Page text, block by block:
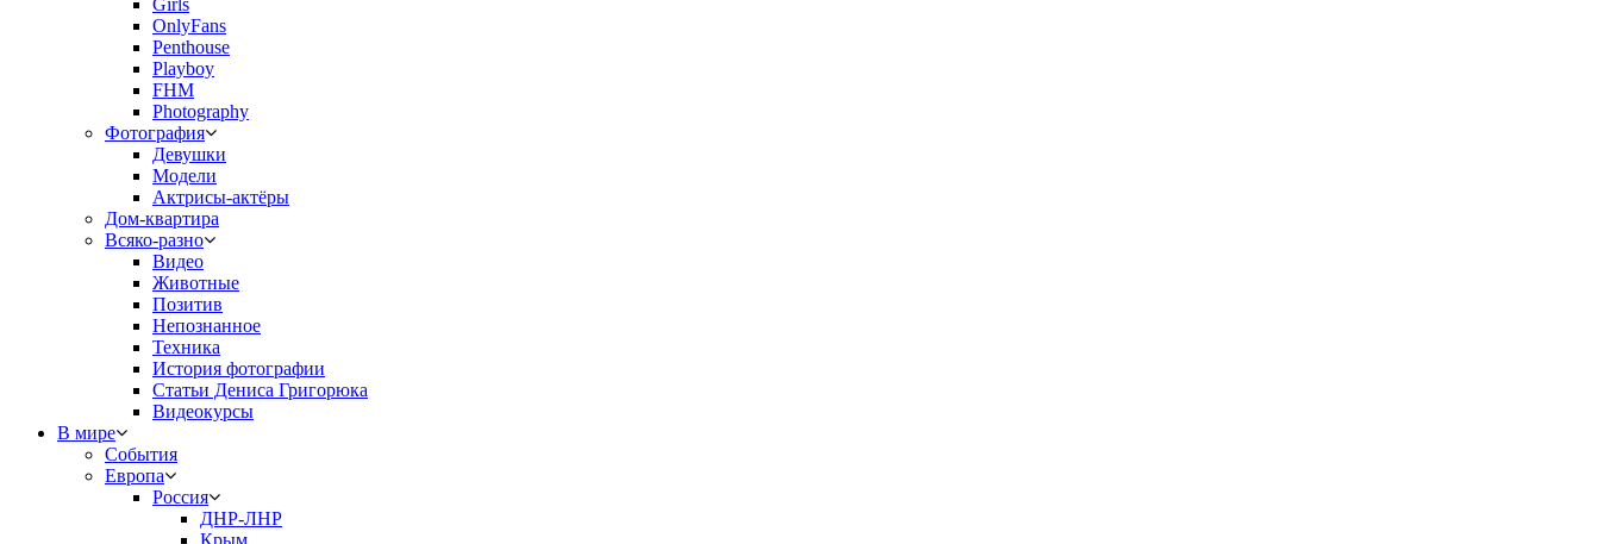
OnlyFans
Penthouse
Playboy
FHM
Photography
Фотография
Девушки
Модели
Актрисы-актёры
Дом-квартира
Всяко-разно
Видео
Животные
Позитив
Непознанное
Техника
История фотографии
Статьи Дениса Григорюка
Видеокурсы
В мире
События
Европа
Россия
ДНР-ЛНР
Крым